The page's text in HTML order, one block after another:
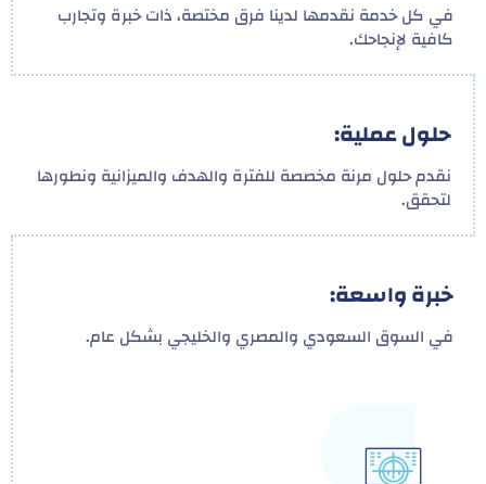
في كل خدمة نقدمها لدينا فرق مختصة، ذات خبرة وتجارب
كافية لإنجاحك.
حلول عملية:
نقدم حلول مرنة مخصصة للفترة والهدف والميزانية ونطورها
لتحقق.
خبرة واسعة:
في السوق السعودي والمصري والخليجي بشكل عام.